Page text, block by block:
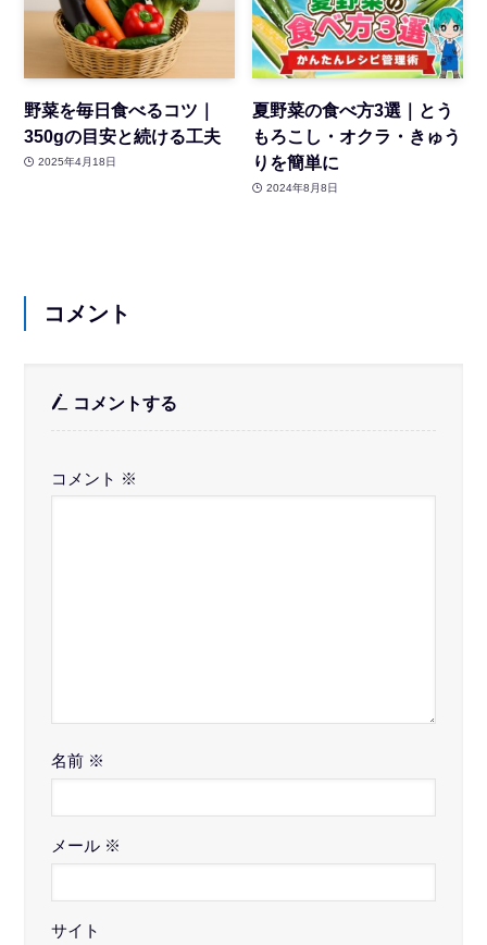
野菜を毎日食べるコツ｜
350gの目安と続ける工夫
2025年4月18日
夏野菜の食べ方3選｜とう
もろこし・オクラ・きゅう
りを簡単に
2024年8月8日
コメント
コメントする
コメント ※
名前 ※
メール ※
サイト